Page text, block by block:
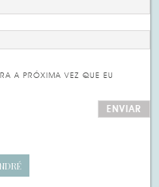
A PRÓXIMA VEZ QUE EU